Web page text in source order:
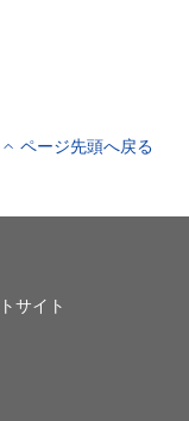
ページ先頭へ戻る
サイト